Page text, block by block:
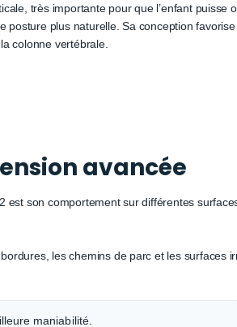
très importante pour que l’enfant puisse
posture plus naturelle. Sa conception
colonne vertébrale.
avancée
est son comportement sur différentes
les chemins de parc et les
maniabilité.